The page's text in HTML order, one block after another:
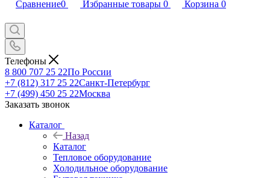
Сравнение0 Избранные товары 0 Корзина 0
Телефоны
8 800 707 25 22По России
+7 (812) 317 25 22Санкт-Петербург
+7 (499) 450 25 22Москва
Заказать звонок
Каталог
Назад
Каталог
Тепловое оборудование
Холодильное оборудование